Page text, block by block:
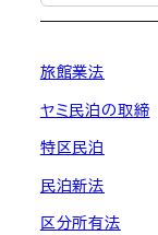
旅館業法
ヤミ民泊の取締
特区民泊
民泊新法
区分所有法